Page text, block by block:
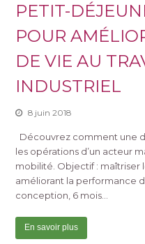
PETIT-
POUR
DE VIE AU
INDUSTRIEL
8 juin 2018
Découvrez comment une
les opérations d’un acteur
mobilité. Objectif : maîtriser
améliorant la performance
conception, 6 mois…
En savoir plus